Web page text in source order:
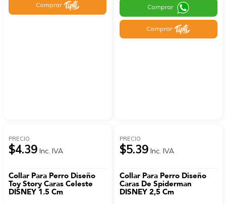
Comprar Comprar
Comprar
PRECIO
$4.39 Inc. IVA
Collar Para Perro Diseño
Toy Story Caras Celeste
DISNEY 1.5 Cm
PRECIO
$5.39 Inc. IVA
Collar Para Perro Diseño
Caras De Spiderman
DISNEY 2,5 Cm